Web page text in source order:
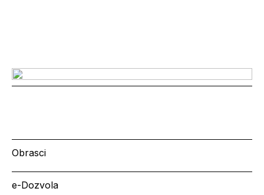
Obrasci
e-Dozvola